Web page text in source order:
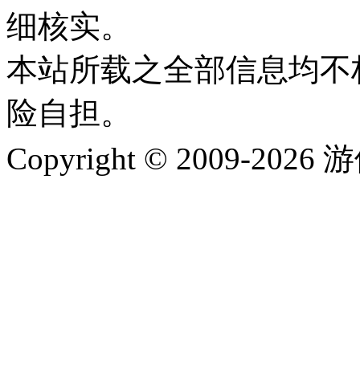
细核实。
本站所载之全部信息均
险自担。
Copyright © 2009-2026